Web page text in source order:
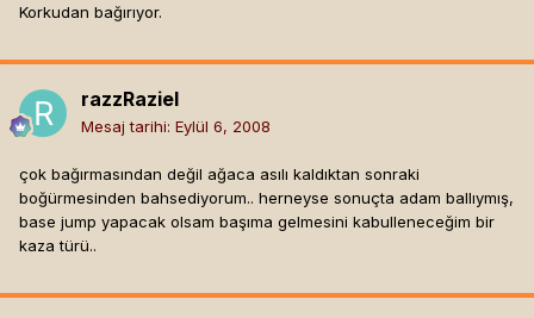
Korkudan bağırıyor.
razzRaziel
Mesaj tarihi: Eylül 6, 2008
çok bağırmasından değil ağaca asılı kaldıktan sonraki
boğürmesinden bahsediyorum.. herneyse sonuçta adam ballıymış,
base jump yapacak olsam başıma gelmesini kabulleneceğim bir
kaza türü..